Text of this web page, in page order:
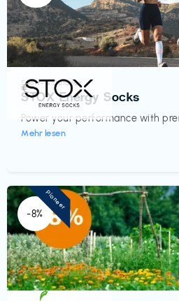
Sport- & Outdoor
STOX Energy Socks
Power your performance with
Mehr lesen
€‎
-8%
Pioneer